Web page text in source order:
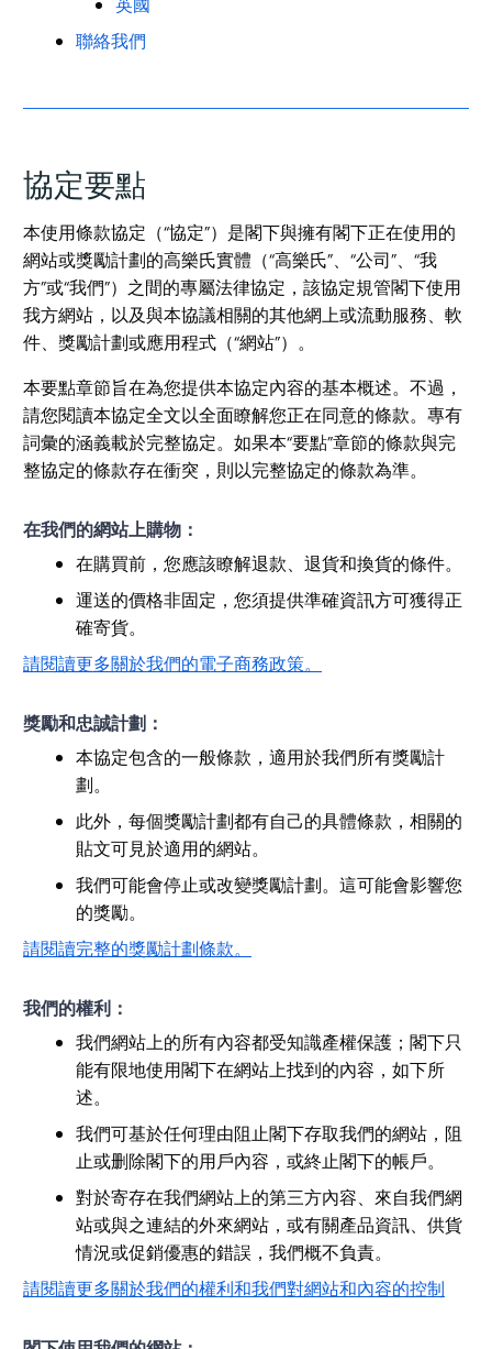
聯絡我們
協定要點
本使用條款協定（“協定”）是閣下與擁有閣下正在使用的
網站或獎勵計劃的高樂氏實體（“高樂氏”、“公司”、“我
方”或“我們”）之間的專屬法律協定，該協定規管閣下使用
我方網站，以及與本協議相關的其他網上或流動服務、軟
件、獎勵計劃或應用程式（“網站”）。
本要點章節旨在為您提供本協定內容的基本概述。不過，
請您閱讀本協定全文以全面瞭解您正在同意的條款。專有
詞彙的涵義載於完整協定。如果本“要點”章節的條款與完
整協定的條款存在衝突，則以完整協定的條款為準。
在我們的網站上購物：
在購買前，您應該瞭解退款、退貨和換貨的條件。
運送的價格非固定，您須提供準確資訊方可獲得正
確寄貨。
請閱讀更多關於我們的電子商務政策。
獎勵和忠誠計劃：
本協定包含的一般條款，適用於我們所有獎勵計
劃。
此外，每個獎勵計劃都有自己的具體條款，相關的
貼文可見於適用的網站。
我們可能會停止或改變獎勵計劃。這可能會影響您
的獎勵。
請閱讀完整的獎勵計劃條款。
我們的權利：
我們網站上的所有內容都受知識產權保護；閣下只
能有限地使用閣下在網站上找到的內容，如下所
述。
我們可基於任何理由阻止閣下存取我們的網站，阻
止或删除閣下的用戶內容，或終止閣下的帳戶。
對於寄存在我們網站上的第三方內容、來自我們網
站或與之連結的外來網站，或有關產品資訊、供貨
情況或促銷優惠的錯誤，我們概不負責。
請閱讀更多關於我們的權利和我們對網站和內容的控制